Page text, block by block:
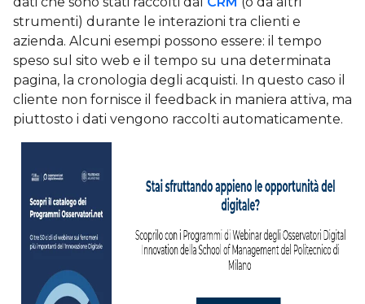
strumenti) durante le interazioni tra clienti e
azienda. Alcuni esempi possono essere: il tempo
speso sul sito web e il tempo su una determinata
pagina, la cronologia degli acquisti. In questo caso il
cliente non fornisce il feedback in maniera attiva, ma
piuttosto i dati vengono raccolti automaticamente.